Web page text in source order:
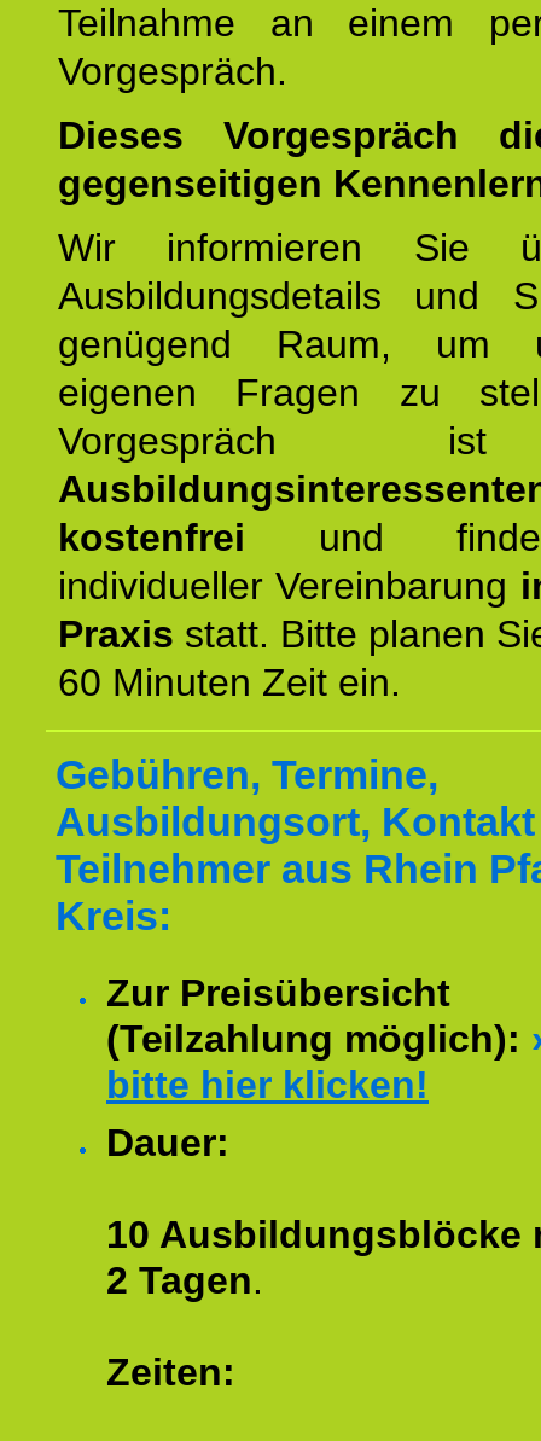
Teilnahme an einem
Vorgespräch.
Dieses Vorgespräch
gegenseitigen
Wir informieren Sie
Ausbildungsdetails und
genügend Raum, um
eigenen Fragen zu
kostenfrei und
individueller Vereinbarung
Praxis statt. Bitte planen
60 Minuten Zeit ein.
Gebühren, Termine,
Ausbildungsort,
Teilnehmer aus Rhein
Kreis:
Zur Preisübersicht
(Teilzahlung möglich):
bitte hier klicken!
Dauer:
10 Ausbildungsblöcke
2 Tagen.
Zeiten: